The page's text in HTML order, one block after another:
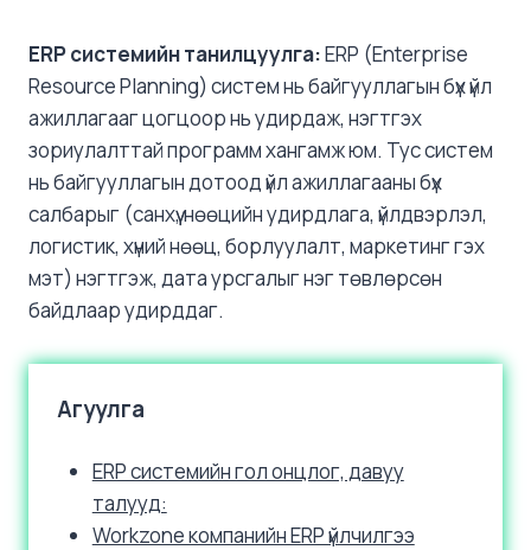
ERP системийн танилцуулга:ERP (Enterprise
Resource Planning) систем нь байгууллагын бүх үйл
ажиллагааг цогцоор нь удирдаж, нэгтгэх
зориулалттай программ хангамж юм. Тус систем
нь байгууллагын дотоод үйл ажиллагааны бүх
салбарыг (санхүү, нөөцийн удирдлага, үйлдвэрлэл,
логистик, хүний нөөц, борлуулалт, маркетинг гэх
мэт) нэгтгэж, дата урсгалыг нэг төвлөрсөн
байдлаар удирддаг.
Агуулга
ERP системийн гол онцлог, давуу
талууд:
Workzone компанийн ERP үйлчилгээ